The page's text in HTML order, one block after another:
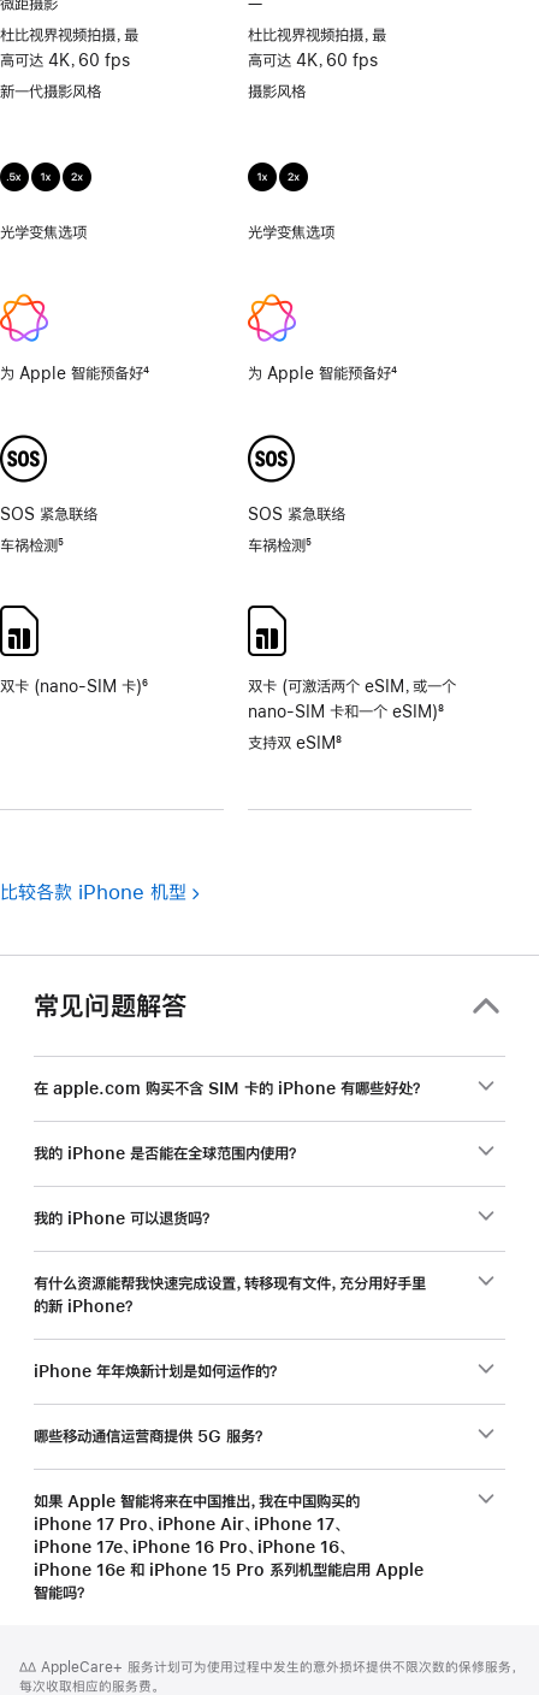
微距摄影
杜比视界视频拍摄，最
高可达 4K，60 fps
新一代摄影风格
光学变焦选项
为 Apple 智能预备好4
SOS 紧急联络
车祸检测5
双卡 (nano-SIM 卡)6
—
支
持
杜比视界视频拍摄，最
高可达 4K，60 fps
摄影风格
光学变焦选项
为 Apple 智能预备好4
SOS 紧急联络
车祸检测5
双卡 (可激活两个 eSIM，或一个
nano-SIM 卡和一个 eSIM)
脚
8
支持双 eSIM8
比较各款 iPhone 机型
常见问题解答
在 apple.com 购买不含 SIM 卡的 iPhone 有哪些好处？
我的 iPhone 是否能在全球范围内使用？
我的 iPhone 可以退货吗？
有什么资源能帮我快速完成设置，转移现有文件，充分用好手里
的新 iPhone？
iPhone 年年焕新计划是如何运作的？
哪些移动通信运营商提供 5G 服务？
如果 Apple 智能将来在中国推出，我在中国购买的
iPhone 17 Pro、iPhone Air、iPhone 17、
iPhone 17e、iPhone 16 Pro、iPhone 16、
iPhone 16e 和 iPhone 15 Pro 系列机型能启用 Apple
智能吗？
页
注
脚
注
∆∆ AppleCare+ 服务计划可为使用过程中发生的意外损坏提供不限次数的保修服务，
每次收取相应的服务费。